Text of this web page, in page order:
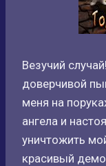
Везучий
доверчивой
меня на
ангела и
уничтожить
красивый